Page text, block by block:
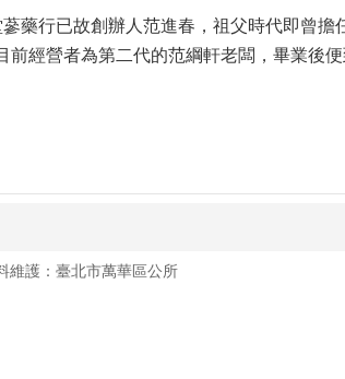
藥行已故創辦人范進春，祖父時代即曾擔
經營者為第二代的范綱軒老闆，畢業後
維護：臺北市萬華區公所